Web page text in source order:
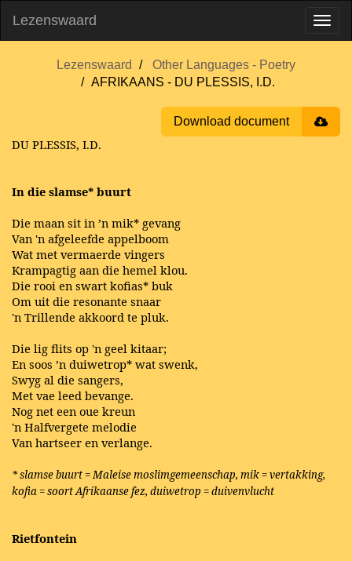
Lezenswaard
Lezenswaard
Other Languages - Poetry
AFRIKAANS - DU PLESSIS, I.D.
Download document
DU PLESSIS, I.D.
In die slamse* buurt
Die maan sit in ’n mik* gevang
Van 'n afgeleefde appelboom
Wat met vermaerde vingers
Krampagtig aan die hemel klou.
Die rooi en swart kofias* buk
Om uit die resonante snaar
'n Trillende akkoord te pluk.
Die lig flits op 'n geel kitaar;
En soos ’n duiwetrop* wat swenk,
Swyg al die sangers,
Met vae leed bevange.
Nog net een oue kreun
'n Halfvergete melodie
Van hartseer en verlange.
* slamse buurt = Maleise moslimgemeenschap, mik = vertakking,
kofia = soort Afrikaanse fez, duiwetrop = duivenvlucht
Rietfontein